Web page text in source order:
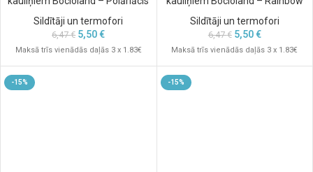
Sildītāji un termofori
6,47€ 5,50€
Maksā trīs vienādās daļās 3 x 1.83€
Sildītāji un termofori
6,47€ 5,50€
Maksā trīs vienādās daļās 3 x 1.83€
-15% -15%